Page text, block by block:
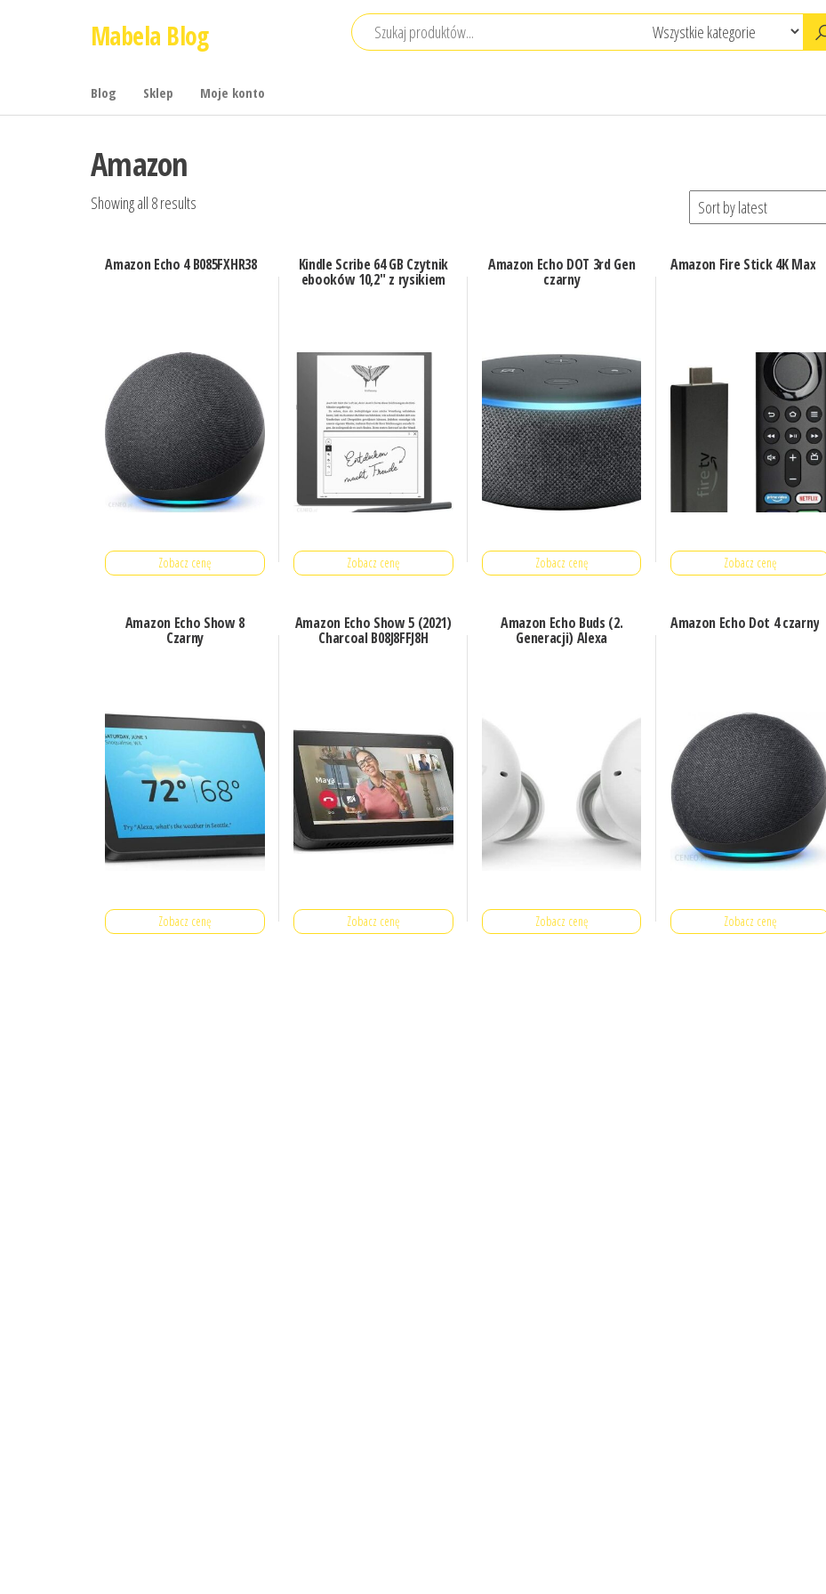
Mabela Blog
Blog Sklep Moje konto
Amazon
Showing all 8 results
Amazon Echo 4 B085FXHR38
Zobacz cenę
Kindle Scribe 64 GB Czytnik
ebooków 10,2″ z rysikiem
Zobacz cenę
Amazon Echo DOT 3rd Gen
czarny
Zobacz cenę
Amazon Fire Stick 4K Max
Zobacz cenę
Amazon Echo Show 8
Czarny
Zobacz cenę
Amazon Echo Show 5 (2021)
Charcoal B08J8FFJ8H
Zobacz cenę
Amazon Echo Buds (2.
Generacji) Alexa
Zobacz cenę
Amazon Echo Dot 4 czarny
Zobacz cenę